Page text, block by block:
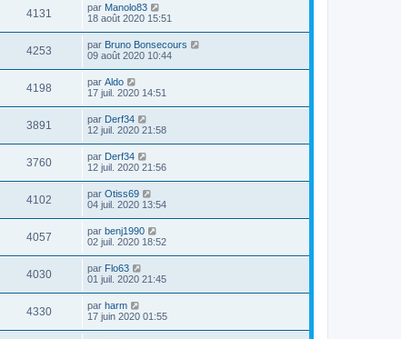
4131 par Manolo83
18 août 2020 15:51
4253 par Bruno Bonsecours
09 août 2020 10:44
4198 par Aldo
17 juil. 2020 14:51
3891 par Derf34
12 juil. 2020 21:58
3760 par Derf34
12 juil. 2020 21:56
4102 par Otiss69
04 juil. 2020 13:54
4057 par benj1990
02 juil. 2020 18:52
4030 par Flo63
01 juil. 2020 21:45
4330 par harm
17 juin 2020 01:55